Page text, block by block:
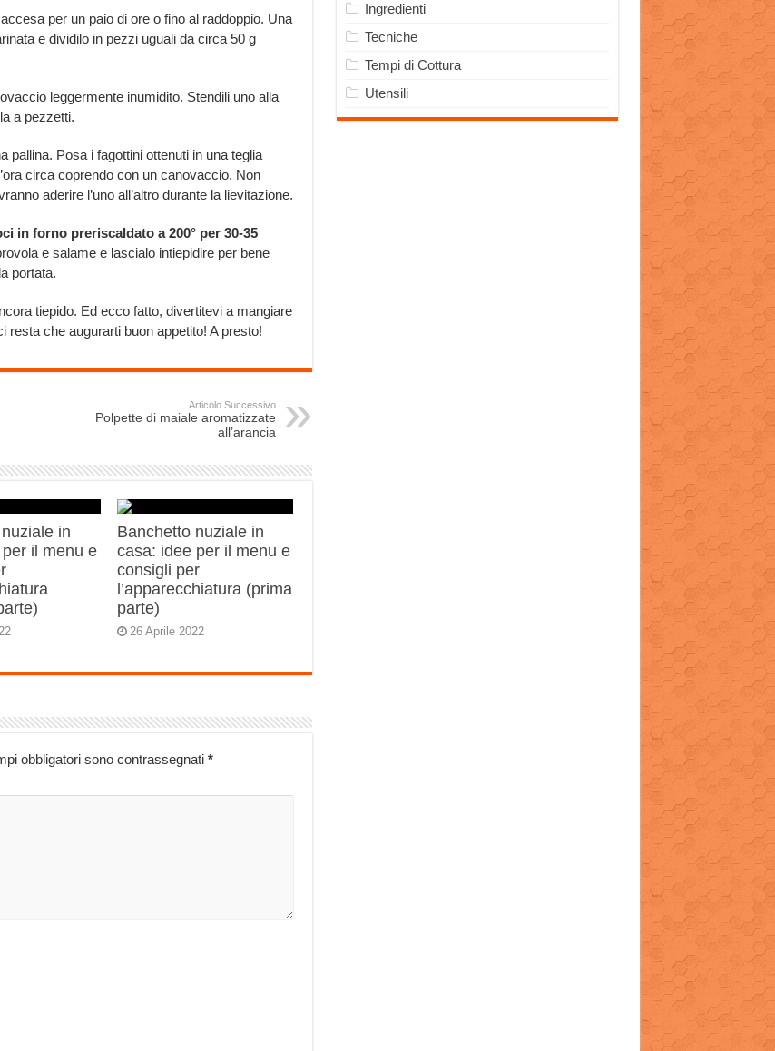
per un paio di ore o fino al raddoppio. Una
e dividilo in pezzi uguali da circa 50 g
leggermente inumidito. Stendili uno alla
a pezzetti.
pallina. Posa i fagottini ottenuti in una teglia
circa coprendo con un canovaccio. Non
aderire l’uno all’altro durante la lievitazione.
in forno preriscaldato a 200° per 30-35
e salame e lascialo intiepidire per bene
portata.
tiepido. Ed ecco fatto, divertitevi a mangiare
resta che augurarti buon appetito! A presto!
Articolo Successivo
Polpette di maiale aromatizzate
all’arancia
in
il menu e
Banchetto nuziale in
casa: idee per il menu e
consigli per
l’apparecchiatura (prima
parte)
26 Aprile 2022
obbligatori sono contrassegnati *
Ingredienti
Tecniche
Tempi di Cottura
Utensili